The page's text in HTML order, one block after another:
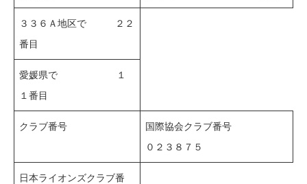
３３６Ａ地区で ２２
番目
愛媛県で １
１番目
クラブ番号
国際協会クラブ番号
０２３８７５
日本ライオンズクラブ番